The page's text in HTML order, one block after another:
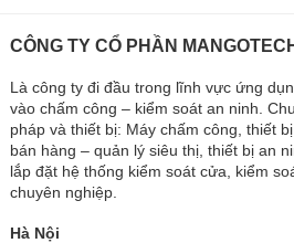
CÔNG TY CỔ PHẦN
Là công ty đi đầu trong lĩnh vực ứng
vào chấm công – kiểm soát an ninh.
pháp và thiết bị: Máy chấm công, thiết
bán hàng – quản lý siêu thị, thiết bị an
lắp đặt hệ thống kiểm soát cửa, kiểm
chuyên nghiệp.
Hà Nội